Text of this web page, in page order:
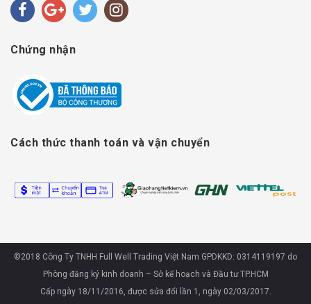
Chứng nhận
Cách thức thanh toán và vận chuyển
©2018 Công Ty TNHH Full Well Trading Việt Nam GPDKKD: 0314119197 do
Phòng đăng ký kinh doanh – Sở kế hoạch và Đầu tư TP.HCM
Cấp ngày 18/11/2016, được sửa đổi lần 1, ngày 02/03/2017.